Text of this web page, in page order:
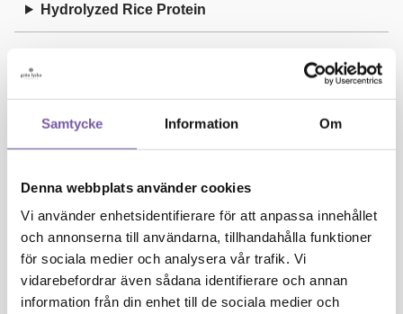
Samtycke Information Om
Denna webbplats använder cookies
Vi använder enhetsidentifierare för att anpassa innehållet
och annonserna till användarna, tillhandahålla funktioner
för sociala medier och analysera vår trafik. Vi
vidarebefordrar även sådana identifierare och annan
information från din enhet till de sociala medier och
Hydrolyzed Rice Protein
I
Illite
Isoamyl Laurate
Isoeugenol
J